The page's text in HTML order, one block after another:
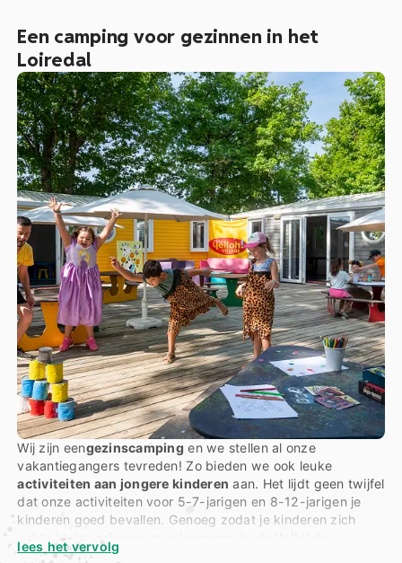
Een camping voor gezinnen in het
Loiredal
Wij zijn eengezinscamping en we stellen al onze
vakantiegangers tevreden! Zo bieden we ook leuke
activiteiten aan jongere kinderen aan. Het lijdt geen twijfel
dat onze activiteiten voor 5-7-jarigen en 8-12-jarigen je
kinderen goed bevallen. Genoeg zodat je kinderen zich
Koningen voelen…
lees het vervolg